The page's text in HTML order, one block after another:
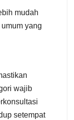
mudah
yang
wajib
setempat